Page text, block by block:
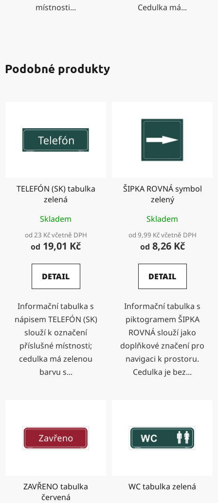
místnosti...
Cedulka má...
Podobné produkty
TELEFÓN (SK) tabulka
zelená
Skladem
od 23 Kč včetně DPH
od 19,01 Kč
DETAIL
Informační tabulka s
nápisem TELEFÓN (SK)
slouží k označení
příslušné místnosti;
cedulka má zelenou
barvu s...
ŠIPKA ROVNÁ symbol
zelený
Skladem
od 9,99 Kč včetně DPH
od 8,26 Kč
DETAIL
Informační tabulka s
piktogramem ŠIPKA
ROVNÁ slouží jako
doplňkové značení pro
navigaci k prostoru.
Cedulka je bez...
ZAVŘENO tabulka
červená
WC tabulka zelená